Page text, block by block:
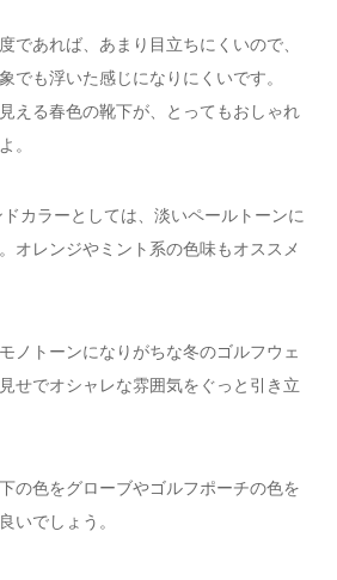
であれば、あまり目立ちにくいので、
でも浮いた感じになりにくいです。
える春色の靴下が、とってもおしゃれ
。
カラーとしては、淡いペールトーンに
オレンジやミント系の色味もオススメ
ノトーンになりがちな冬のゴルフウェ
せでオシャレな雰囲気をぐっと引き立
の色をグローブやゴルフポーチの色を
いでしょう。